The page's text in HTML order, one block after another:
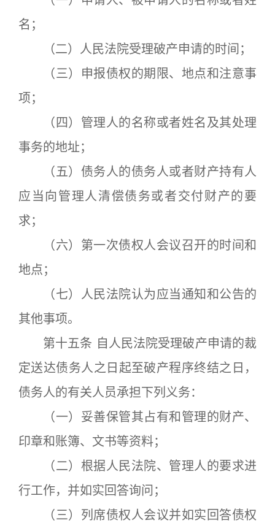
名；
（二）人民法院受理破产申请的时间；
（三）申报债权的期限、地点和注意事
项；
（四）管理人的名称或者姓名及其处理
事务的地址；
（五）债务人的债务人或者财产持有人
应当向管理人清偿债务或者交付财产的要
求；
（六）第一次债权人会议召开的时间和
地点；
（七）人民法院认为应当通知和公告的
其他事项。
第十五条 自人民法院受理破产申请的裁
定送达债务人之日起至破产程序终结之日，
债务人的有关人员承担下列义务：
（一）妥善保管其占有和管理的财产、
印章和账簿、文书等资料；
（二）根据人民法院、管理人的要求进
行工作，并如实回答询问；
（三）列席债权人会议并如实回答债权